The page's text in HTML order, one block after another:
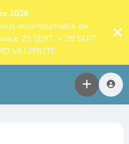
2026
incontournable de
25 SEPT. > 28 SEPT.
VILLEPINTE